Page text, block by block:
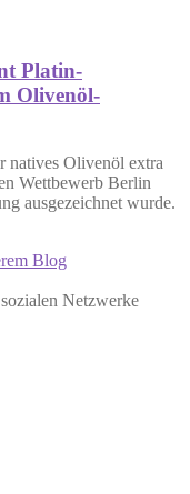
Platin-
Olivenöl-
natives Olivenöl extra
Wettbewerb Berlin
ausgezeichnet wurde.
Blog
Netzwerke